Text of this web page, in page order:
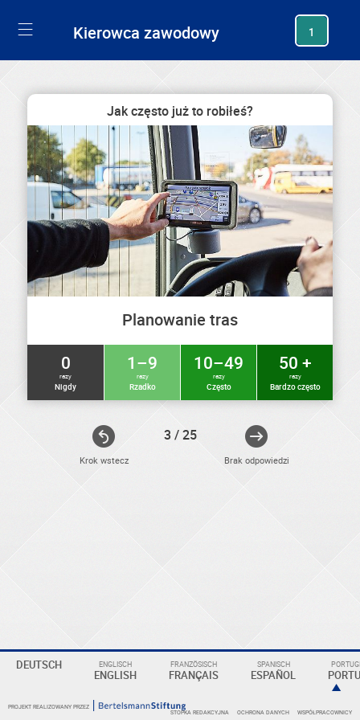
Kierowca zawodowy 1
Krok wstecz
Jak często już to robiłeś?
Planowanie tras
0
razy
Nigdy
1–9
razy
Rzadko
10–49
razy
Często
50 +
razy
Bardzo często
3 / 25
Brak odpowiedzi
DEUTSCH ENGLISCH
ENGLISH
FRANZÖSISCH
FRANÇAIS
SPANISCH
ESPAÑOL
PROJEKT REALIZOWANY PRZEZ
STOPKA REDAKCYJNA OCHRONA DANYCH WSPÓŁPRACOWNICY
Eine
Überschrift